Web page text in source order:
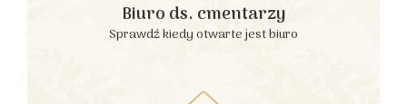
Biuro ds. cmentarzy
Sprawdź kiedy otwarte jest biuro